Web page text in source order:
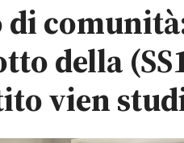
di
della
vien